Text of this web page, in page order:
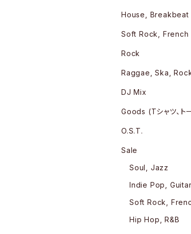
House, Breakbeat
Soft Rock, French
Rock
Raggae, Ska,
DJ Mix
Goods (Tシャツ、ト
O.S.T.
Sale
Soul, Jazz
Indie Pop,
Soft Rock,
Hip Hop, R&B